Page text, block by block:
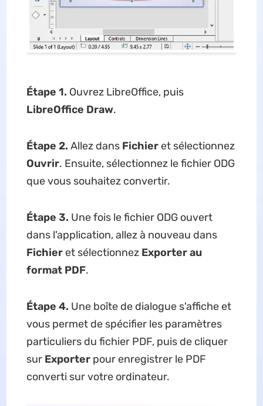
Étape 1. Ouvrez LibreOffice, puis
LibreOffice Draw.
Étape 2. Allez dans Fichier et sélectionnez
Ouvrir. Ensuite, sélectionnez le fichier ODG
que vous souhaitez convertir.
Étape 3. Une fois le fichier ODG ouvert
dans l'application, allez à nouveau dans
Fichier et sélectionnez Exporter au
format PDF.
Étape 4. Une boîte de dialogue s'affiche et
vous permet de spécifier les paramètres
particuliers du fichier PDF, puis de cliquer
sur Exporter pour enregistrer le PDF
converti sur votre ordinateur.